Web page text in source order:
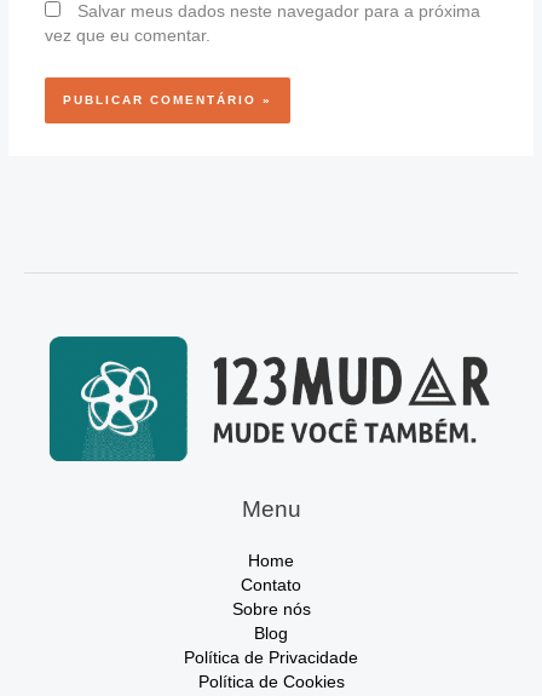
Salvar meus dados neste navegador para a próxima
vez que eu comentar.
Menu
Home
Contato
Sobre nós
Blog
Política de Privacidade
Política de Cookies